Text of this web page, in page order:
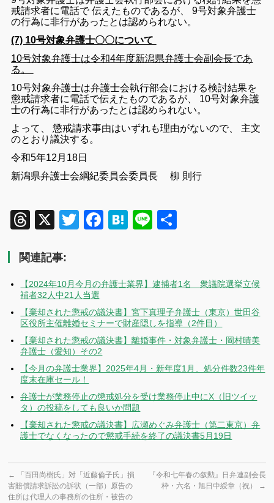
戒請求者に電話で伝えた ものであるが 、9号対象弁護士
の行為に非行があった と は認められない。
(7) 10号対象弁護士〇〇について
10号対象弁護士は令和4年度新潟県弁護士会副会長であ
る 。
10号対象弁護士は弁護士会執行部会における検討結果を
懲戒請求者に電話で伝え た ものであるが 10号対象弁護
士の行為に非行があった と は認められない。
よって
、懲戒請求事由はいずれも理由がないので、 主文
のとおり議決する 。
令和5年12 月 18日
新潟県弁護士会綱紀委員会委員長柳 則行
Threads
X TwitterFacebook
Hatena
Line
関連記事:
【2024年10月今月の弁護士業界】逮捕者1名 衆議院選挙立候
補者32人中21人当選
【棄却された懲戒の議決書】宮下真理子弁護士（東京）世田谷
区役所主催離婚セミナーで財産隠しを指導（2件目）
【棄却された懲戒の議決書】離婚事件・対象弁護士・岡村晴美
弁護士（愛知）その2
【今月の弁護士業界】2025年4月・新年度1月、処分件数23件年
度末在庫セール！
弁護士が業務停止の懲戒処分を受け業務停止中にX（旧ツイッ
タ）の投稿をしても良いか問題
【棄却された懲戒の議決書】広瀬めぐみ弁護士（第二東京）弁
護士でなくなったので懲戒手続を終了の議決書5月19日
←
「百田尚樹氏」対「近藤倫子氏」損
害賠償請求訴訟の訴状（一部）原告の
住所は代理人の事務所の住所・被告の
『令和七年春の叙勲』日弁連副会長
枠・六名・旭日中綬章（祝）
→